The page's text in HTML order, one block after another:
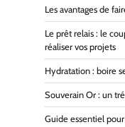
Les avantages de
Le prêt relais : le
réaliser vos projets
Hydratation : boire
Souverain Or : un
Guide essentiel